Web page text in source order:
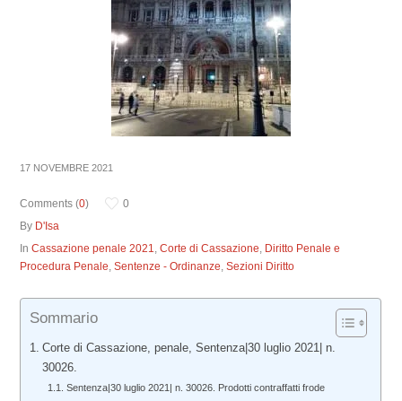
17 NOVEMBRE 2021
Comments (0)
0
By D'Isa
InCassazione penale 2021,Corte di Cassazione, Diritto Penale e
Procedura Penale,Sentenze - Ordinanze,Sezioni Diritto
Sommario
Corte di Cassazione, penale, Sentenza|30 luglio 2021| n.
30026.
Sentenza|30 luglio 2021| n. 30026. Prodotti contraffatti frode